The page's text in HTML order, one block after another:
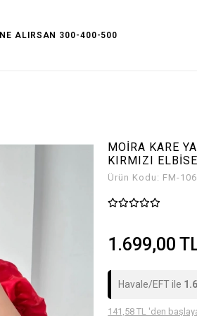
NE ALIRSAN 300-400-500
MOİRA KARE
KIRMIZI ELBİSE
Ürün Kodu: FM-
1.699,00
Havale/EFT ile
141,58 TL 'den